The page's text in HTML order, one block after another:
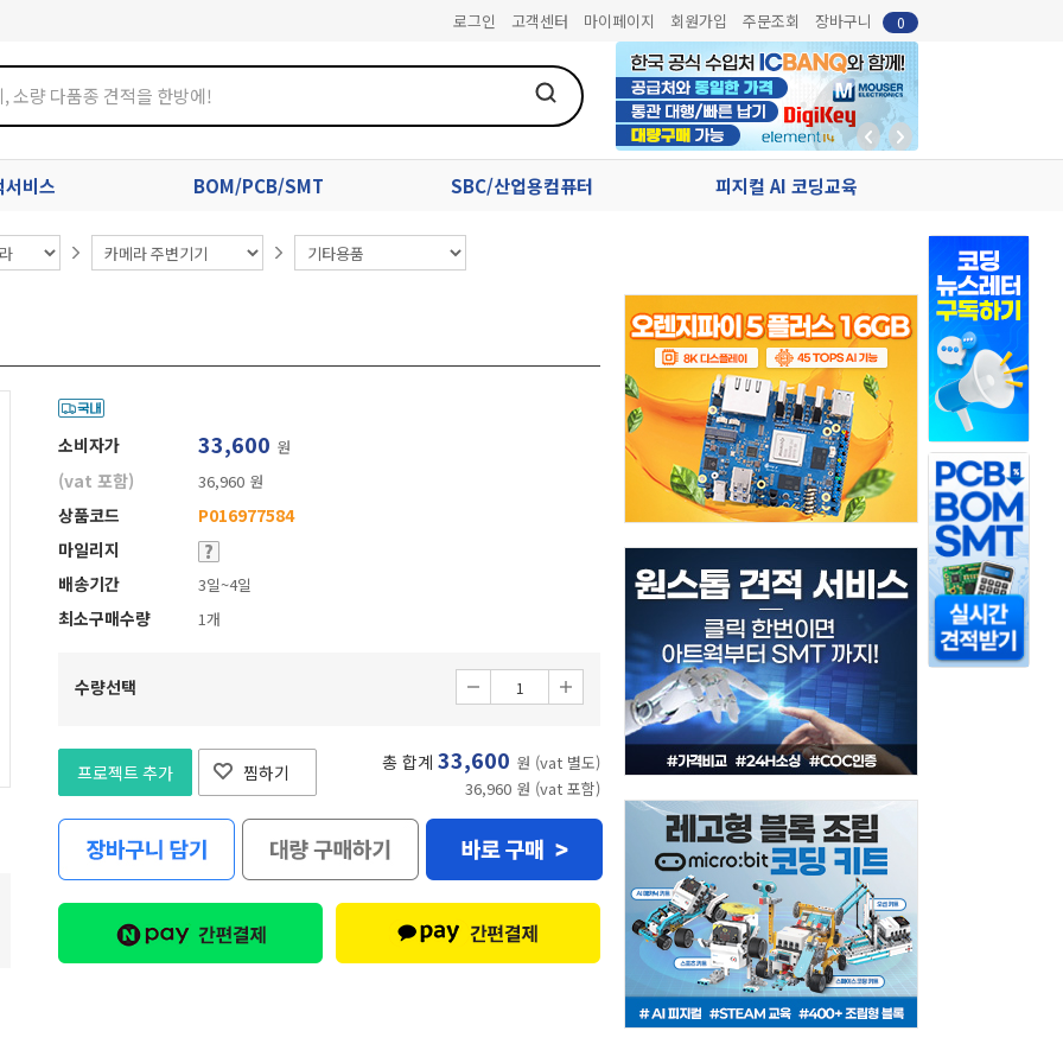
로그인 고객센터 마이페이지 회원가입 주문조회 장바구니 0
비스 BOM/PCB/SMT SBC/산업용컴퓨터 피지컬 AI 코딩교육
소비자가 33,600 원
(vat 포함) 36,960 원
상품코드
P016977584
마일리지
배송기간
3일~4일
최소구매수량 1개
수량선택
프로젝트 추가 찜하기 총 합계 33,600 원 (vat 별도)
36,960 원 (vat 포함)